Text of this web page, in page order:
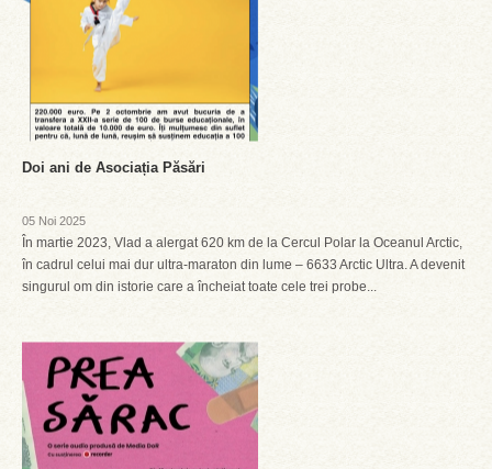
Doi ani de Asociația Păsări
05 Noi 2025
În martie 2023, Vlad a alergat 620 km de la Cercul Polar la Oceanul Arctic,
în cadrul celui mai dur ultra-maraton din lume – 6633 Arctic Ultra. A devenit
singurul om din istorie care a încheiat toate cele trei probe...